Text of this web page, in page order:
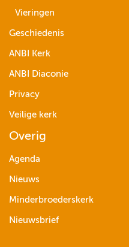
Vieringen
Geschiedenis
ANBI Kerk
ANBI Diaconie
Privacy
Veilige kerk
Overig
Agenda
Nieuws
Minderbroederskerk
Nieuwsbrief